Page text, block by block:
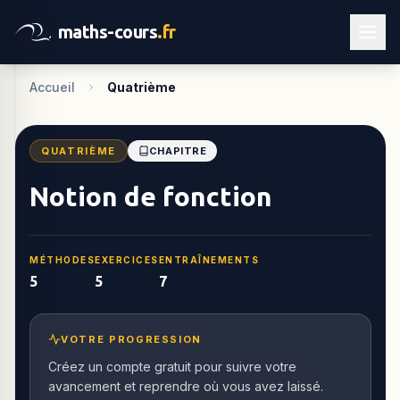
maths-cours.fr
Accueil Quatrième
QUATRIÈME CHAPITRE
Notion de fonction
MÉTHODES
5
EXERCICES
5
ENTRAÎNEMENTS
7
VOTRE PROGRESSION
Créez un compte gratuit pour suivre votre
avancement et reprendre où vous avez laissé.